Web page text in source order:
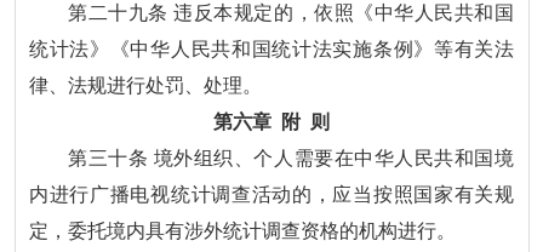
第二十九条 违反本规定的，依照《中华人民共和国
统计法》《中华人民共和国统计法实施条例》等有关法
律、法规进行处罚、处理。
第六章 附 则
第三十条 境外组织、个人需要在中华人民共和国境
内进行广播电视统计调查活动的，应当按照国家有关规
定，委托境内具有涉外统计调查资格的机构进行。